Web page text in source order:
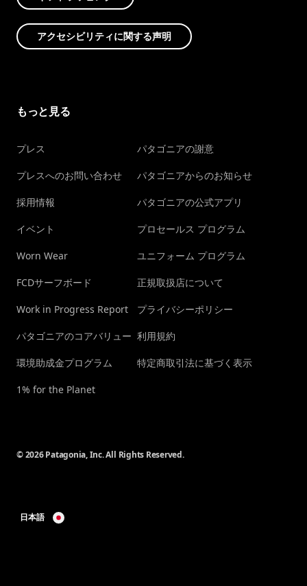
アクセシビリティに関する声明
もっと見る
プレス
プレスへのお問い合わせ
採用情報
イベント
Worn Wear
FCDサーフボード
Work in Progress Report
パタゴニアのコアバリュー
環境助成金プログラム
1% for the Planet
パタゴニアの謝意
パタゴニアからのお知らせ
パタゴニアの公式アプリ
プロセールス プログラム
ユニフォーム プログラム
正規取扱店について
プライバシーポリシー
利用規約
特定商取引法に基づく表示
© 2026 Patagonia, Inc. All Rights Reserved.
日本語